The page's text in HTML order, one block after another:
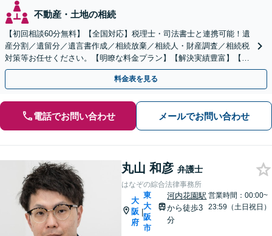
不動産・土地の相続
【初回相談60分無料】【全国対応】税理士・司法書士と連携可能！遺
産分割／遺留分／遺言書作成／相続放棄／相続人・財産調査／相続税
対策等お任せください。【明瞭な料金プラン】【解決実績豊富】【電
話相談可】
料金表を見る
電話でお問い合わせ メールでお問い合わせ
丸山 和彦 弁護士
はなぞの綜合法律事務所
大
阪
府
|
東
大
阪
市
河内花園駅
から徒歩3
分
営業時間：00:00~
23:59（土日祝日）